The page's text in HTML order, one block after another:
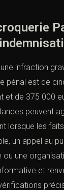
infraction
pénal est de
et de 375 000
peuvent
lorsque les
un appel au
ou une
et